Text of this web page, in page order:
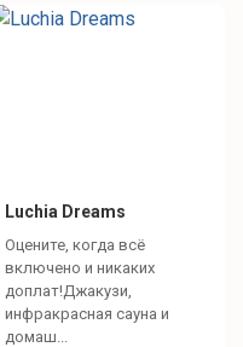
Luchia Dreams
Оцените, когда всё
включено и никаких
доплат!Джакузи,
инфракрасная сауна и
домаш...